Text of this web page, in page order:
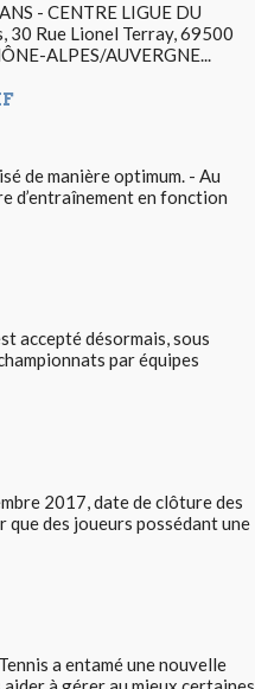
- CENTRE LIGUE DU
30 Rue Lionel Terray, 69500
ALPES/AUVERGNE...
de manière optimum. - Au
d’entraînement en fonction
accepté désormais, sous
par équipes
2017, date de clôture des
des joueurs possédant une
a entamé une nouvelle